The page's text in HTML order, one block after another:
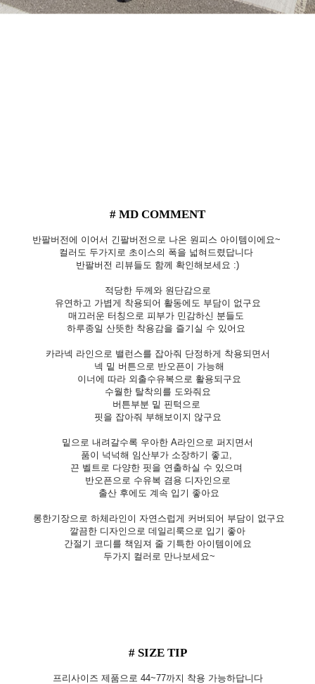
# MD COMMENT
반팔버전에 이어서 긴팔버전으로 나온 원피스 아이템이에요~
컬러도 두가지로 초이스의 폭을 넓혀드렸답니다
반팔버전 리뷰들도 함께 확인해보세요 :)
적당한 두께와 원단감으로
유연하고 가볍게 착용되어 활동에도 부담이 없구요
매끄러운 터칭으로 피부가 민감하신 분들도
하루종일 산뜻한 착용감을 즐기실 수 있어요
카라넥 라인으로 밸런스를 잡아줘 단정하게 착용되면서
넥 밑 버튼으로 반오픈이 가능해
이너에 따라 외출수유복으로 활용되구요
수월한 탈착의를 도와줘요
버튼부분 밑 핀턱으로
핏을 잡아줘 부해보이지 않구요
밑으로 내려갈수록 우아한 A라인으로 퍼지면서
품이 넉넉해 임산부가 소장하기 좋고,
끈 벨트로 다양한 핏을 연출하실 수 있으며
반오픈으로 수유복 겸용 디자인으로
출산 후에도 계속 입기 좋아요
롱한기장으로 하체라인이 자연스럽게 커버되어 부담이 없구요
깔끔한 디자인으로 데일리룩으로 입기 좋아
간절기 코디를 책임져 줄 기특한 아이템이에요
두가지 컬러로 만나보세요~
# SIZE TIP
프리사이즈 제품으로 44~77까지 착용 가능하답니다